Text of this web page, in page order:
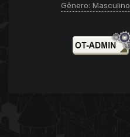
Gênero: Masculino